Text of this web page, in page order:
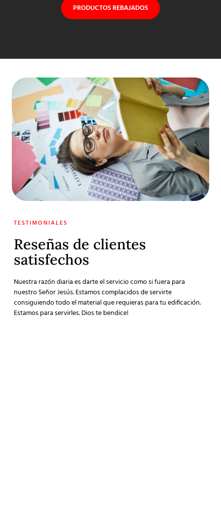
PRODUCTOS REBAJADOS
TESTIMONIALES
Reseñas de clientes
satisfechos
Nuestra razón diaria es darte el servicio como si fuera para
nuestro Señor Jesús. Estamos complacidos de servirte
consiguiendo todo el material que requieras para tu edificación.
Estamos para servirles. Dios te bendice!